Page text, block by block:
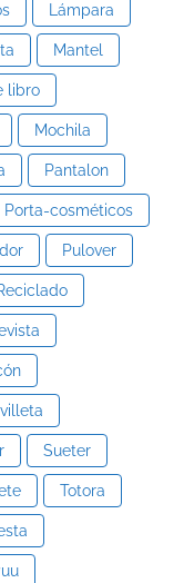
Lámpara
Mantel
libro
Mochila
Pantalon
Porta-cosméticos
Pulover
Sueter
Totora